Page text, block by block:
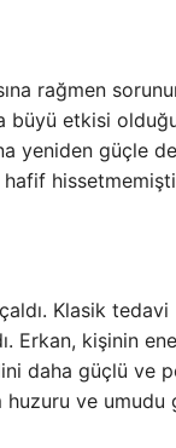
rağmen
büyü etkisi
yeniden güçle
hafif
Klasik tedavi
Erkan, kişinin
daha güçlü ve
huzuru ve umudu